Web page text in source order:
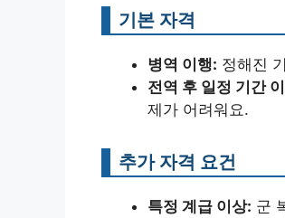
기본 자격
병역 이행: 정해진
전역 후 일정 기간
제가 어려워요.
추가 자격 요건
특정 계급 이상: 군